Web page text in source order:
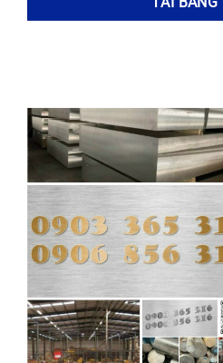
tuyệt vời, độ
Nhược điểm:
với các loại
hơn Inox 410S.
Inox 430:
Giá
chống ăn mòn
Nhược điểm:
chống ăn mòn